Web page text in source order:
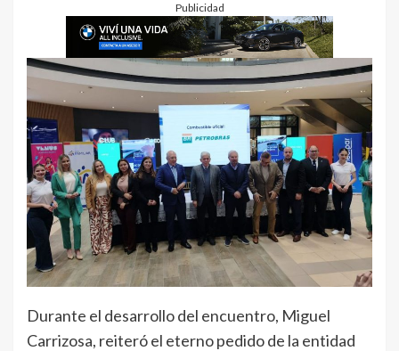
Publicidad
Durante el desarrollo del encuentro, Miguel
Carrizosa, reiteró el eterno pedido de la entidad